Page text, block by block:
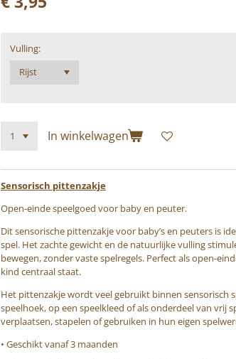
Vulling:
In winkelwagen
Sensorisch pittenzakje
Open-einde speelgoed voor baby en peuter.
Dit sensorische pittenzakje voor baby’s en peuters is
spel. Het zachte gewicht en de natuurlijke vulling
bewegen, zonder vaste spelregels. Perfect als open-
kind centraal staat.
Het pittenzakje wordt veel gebruikt binnen sensorisch
speelhoek, op een speelkleed of als onderdeel van vrij
verplaatsen, stapelen of gebruiken in hun eigen
• Geschikt vanaf 3 maanden